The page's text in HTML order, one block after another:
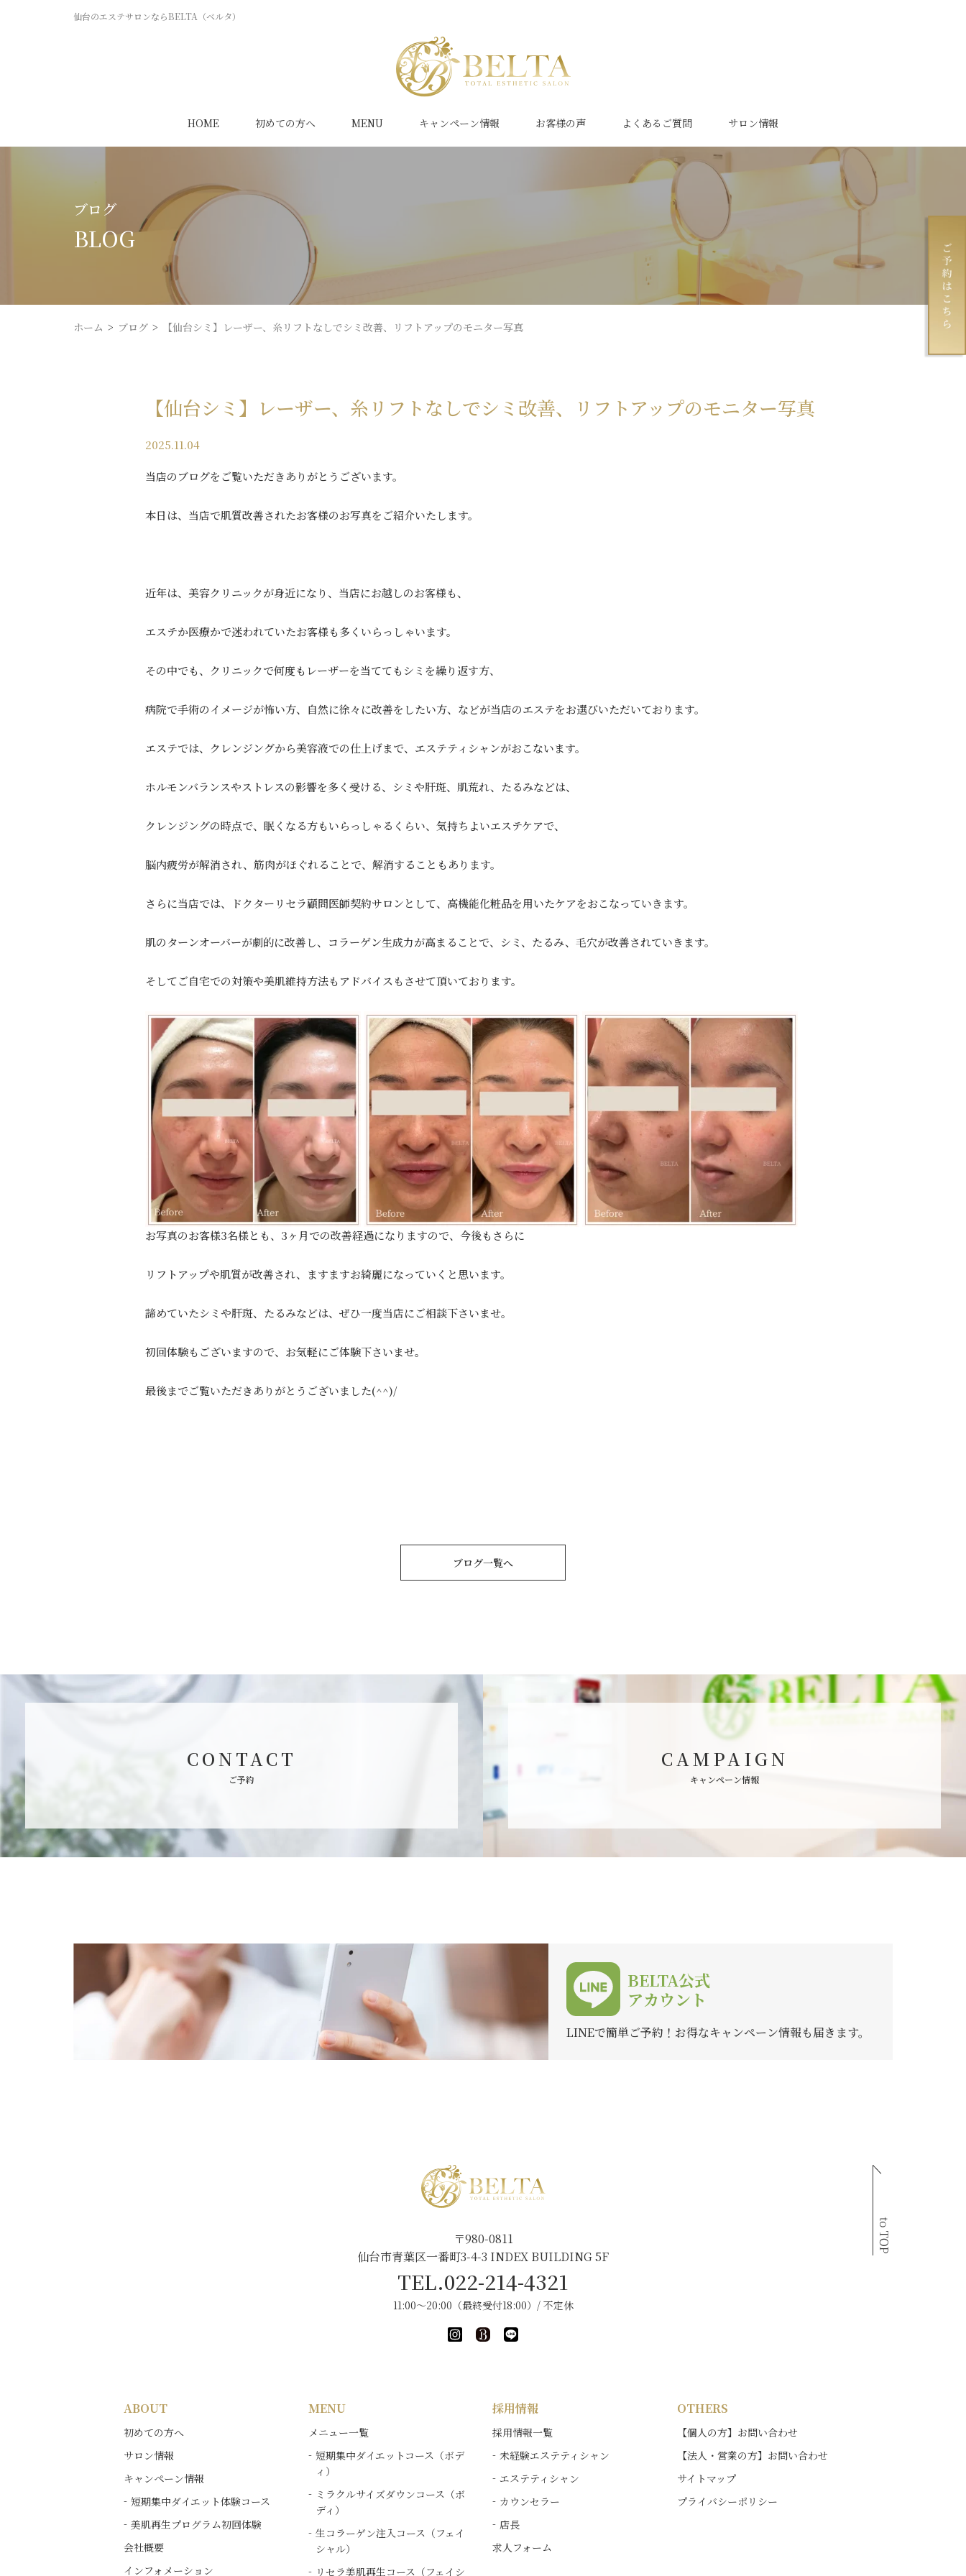
仙台のエステサロンならBELTA（ベルタ）
HOME 初めての方へ MENU キャンペーン情報 お客様の声 よくあるご質問 サロン情報
ブログ
BLOG
ホーム ブログ 【仙台シミ】レーザー、糸リフトなしでシミ改善、リフトアップのモニター写真
【仙台シミ】レーザー、糸リフトなしでシミ改善、リフトアップのモニター写真
2025.11.04
当店のブログをご覧いただきありがとうございます。
本日は、当店で肌質改善されたお客様のお写真をご紹介いたします。
近年は、美容クリニックが身近になり、当店にお越しのお客様も、
エステか医療かで迷われていたお客様も多くいらっしゃいます。
その中でも、クリニックで何度もレーザーを当ててもシミを繰り返す方、
病院で手術のイメージが怖い方、自然に徐々に改善をしたい方、などが当店のエステをお選びいただいております。
エステでは、クレンジングから美容液での仕上げまで、エステティシャンがおこないます。
ホルモンバランスやストレスの影響を多く受ける、シミや肝斑、肌荒れ、たるみなどは、
クレンジングの時点で、眠くなる方もいらっしゃるくらい、気持ちよいエステケアで、
脳内疲労が解消され、筋肉がほぐれることで、解消することもあります。
さらに当店では、ドクターリセラ顧問医師契約サロンとして、高機能化粧品を用いたケアをおこなっていきます。
肌のターンオーバーが劇的に改善し、コラーゲン生成力が高まることで、シミ、たるみ、毛穴が改善されていきます。
そしてご自宅での対策や美肌維持方法もアドバイスもさせて頂いております。
お写真のお客様3名様とも、3ヶ月での改善経過になりますので、今後もさらに
リフトアップや肌質が改善され、ますますお綺麗になっていくと思います。
諦めていたシミや肝斑、たるみなどは、ぜひ一度当店にご相談下さいませ。
初回体験もございますので、お気軽にご体験下さいませ。
最後までご覧いただきありがとうございました(^^)/
ブログ一覧へ
CONTACT
ご予約
CAMPAIGN
キャンペーン情報
BELTA公式
アカウント
LINEで簡単ご予約！ お得なキャンペーン情報も届きます。
〒980-0811
仙台市青葉区一番町3-4-3 INDEX BUILDING 5F
TEL.022-214-4321
11:00～20:00（最終受付18:00）/ 不定休
ABOUT
初めての方へ
サロン情報
キャンペーン情報
短期集中ダイエット体験コース
美肌再生プログラム初回体験
会社概要
インフォメーション
MENU
メニュー一覧
短期集中ダイエットコース（ボデ
ィ）
ミラクルサイズダウンコース（ボ
ディ）
生コラーゲン注入コース（フェイ
シャル）
リセラ美肌再生コース（フェイシ
採用情報
採用情報一覧
未経験エステティシャン
エステティシャン
カウンセラー
店長
求人フォーム
OTHERS
【個人の方】お問い合わせ
【法人・営業の方】お問い合わせ
サイトマップ
プライバシーポリシー